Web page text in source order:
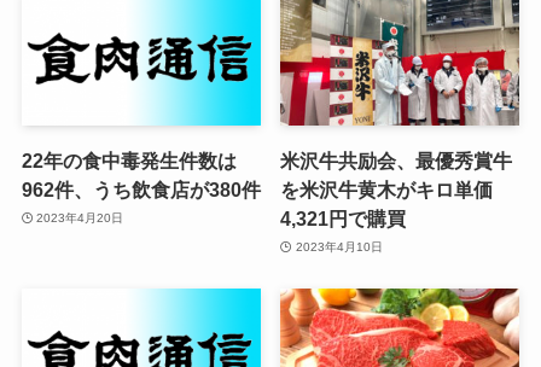
22年の食中毒発生件数は
962件、うち飲食店が380件
2023年4月20日
米沢牛共励会、最優秀賞牛
を米沢牛黄木がキロ単価
4,321円で購買
2023年4月10日